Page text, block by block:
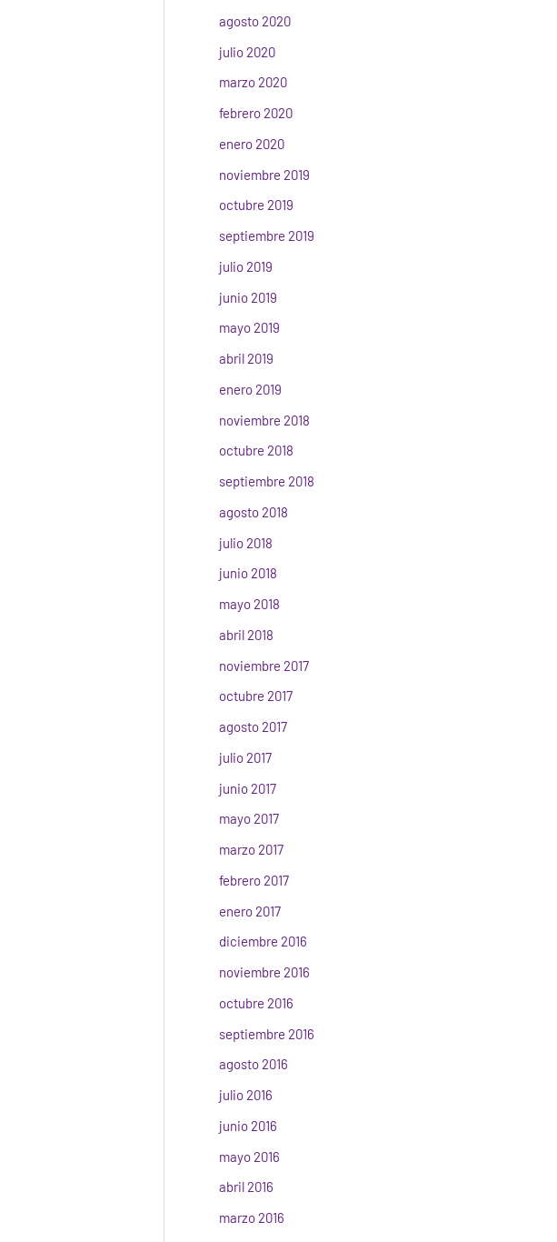
agosto 2020
julio 2020
marzo 2020
febrero 2020
enero 2020
noviembre 2019
octubre 2019
septiembre 2019
julio 2019
junio 2019
mayo 2019
abril 2019
enero 2019
noviembre 2018
octubre 2018
septiembre 2018
agosto 2018
julio 2018
junio 2018
mayo 2018
abril 2018
noviembre 2017
octubre 2017
agosto 2017
julio 2017
junio 2017
mayo 2017
marzo 2017
febrero 2017
enero 2017
diciembre 2016
noviembre 2016
octubre 2016
septiembre 2016
agosto 2016
julio 2016
junio 2016
mayo 2016
abril 2016
marzo 2016